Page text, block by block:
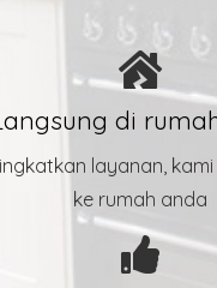
di
layanan,
ke rumah anda